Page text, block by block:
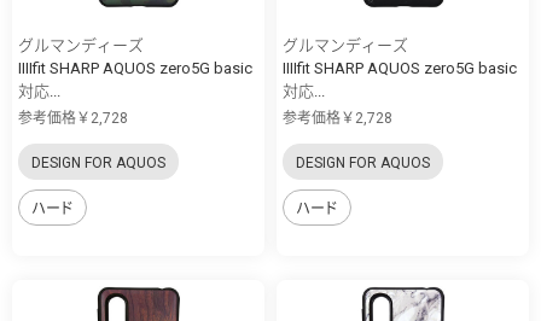
グルマンディーズ
IIIIfit SHARP AQUOS zero5G basic
対応...
参考価格￥2,728
DESIGN FOR AQUOS
ハード
グルマンディーズ
IIIIfit SHARP AQUOS zero5G basic
対応...
参考価格￥2,728
DESIGN FOR AQUOS
ハード